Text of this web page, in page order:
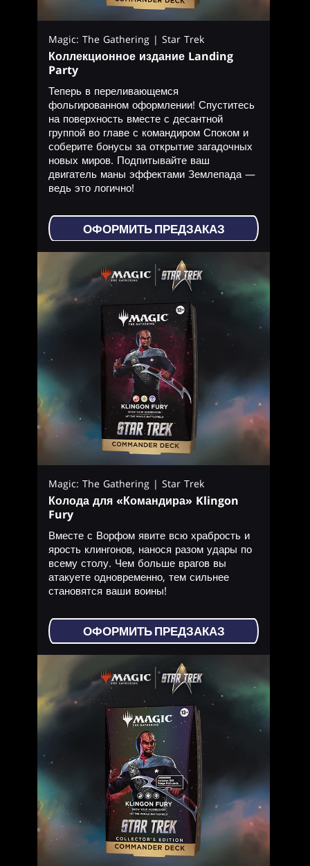
Magic: The Gathering | Star Trek
Коллекционное издание Landing
Party
Теперь в переливающемся
фольгированном оформлении! Спуститесь
на поверхность вместе с десантной
группой во главе с командиром Споком и
соберите бонусы за открытие загадочных
новых миров. Подпитывайте ваш
двигатель маны эффектами Землепада —
ведь это логично!
ОФОРМИТЬ ПРЕДЗАКАЗ
Magic: The Gathering | Star Trek
Колода для «Командира» Klingon
Fury
Вместе с Ворфом явите всю храбрость и
ярость клингонов, нанося разом удары по
всему столу. Чем больше врагов вы
атакуете одновременно, тем сильнее
становятся ваши воины!
ОФОРМИТЬ ПРЕДЗАКАЗ